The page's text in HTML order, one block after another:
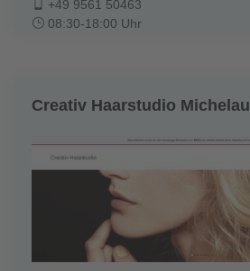
+49 9561 50463
08:30-18:00 Uhr
Creativ Haarstudio Michelau